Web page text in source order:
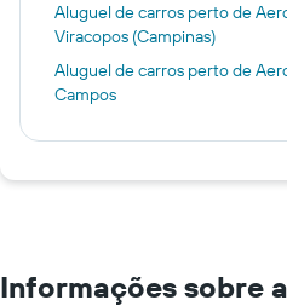
Aluguel de carros perto de
Viracopos (Campinas)
Aluguel de carros perto de
Campos
Informações sobre